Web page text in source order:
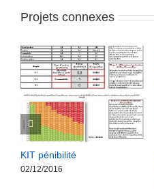
Projets connexes
KIT pénibilité
02/12/2016